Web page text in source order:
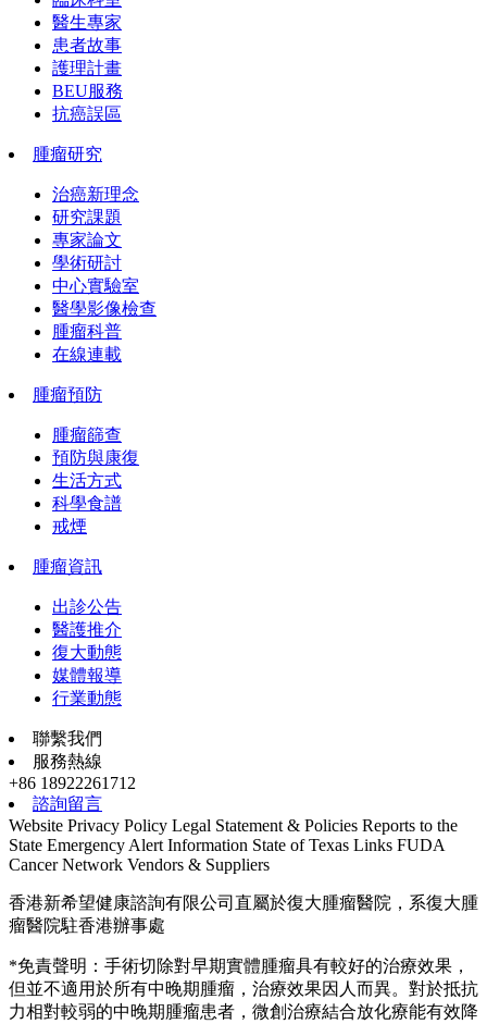
醫生專家
患者故事
護理計畫
BEU服務
抗癌誤區
腫瘤研究
治癌新理念
研究課題
專家論文
學術研討
中心實驗室
醫學影像檢查
腫瘤科普
在線連載
腫瘤預防
腫瘤篩查
預防與康復
生活方式
科學食譜
戒煙
腫瘤資訊
出診公告
醫護推介
復大動態
媒體報導
行業動態
聯繫我們
服務熱線
+86 18922261712
諮詢留言
Website Privacy Policy Legal Statement & Policies Reports to the
State Emergency Alert Information State of Texas Links FUDA
Cancer Network Vendors & Suppliers
香港新希望健康諮詢有限公司直屬於復大腫瘤醫院，系復大腫
瘤醫院駐香港辦事處
*免責聲明：手術切除對早期實體腫瘤具有較好的治療效果，
但並不適用於所有中晚期腫瘤，治療效果因人而異。對於抵抗
力相對較弱的中晚期腫瘤患者，微創治療結合放化療能有效降